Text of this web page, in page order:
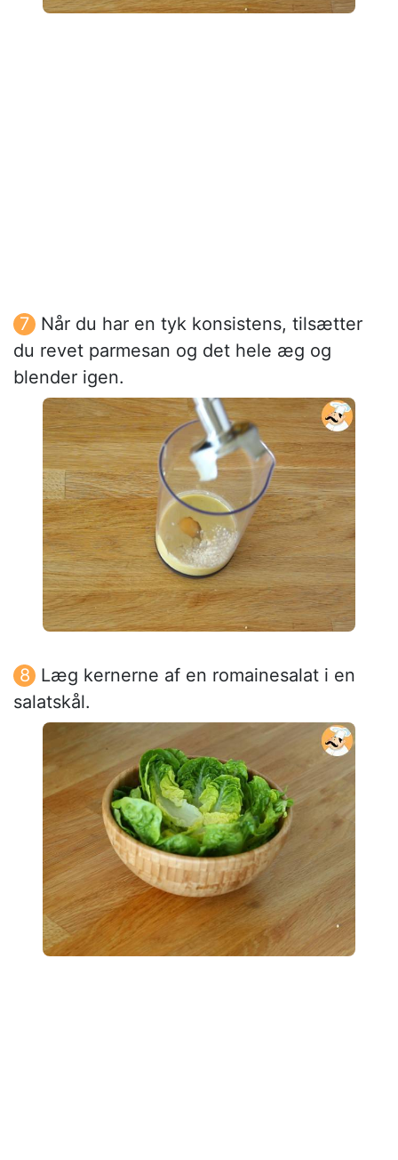
Når du har en tyk konsistens, tilsætter
du revet parmesan og det hele æg og
blender igen.
Læg kernerne af en romainesalat i en
salatskål.